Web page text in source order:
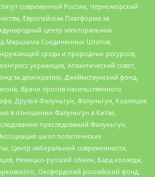
современной России, Черноморский
Европейская Платформа за
центр электоральных
Маршалла Соединенных Штатов,
среды и природных ресурсов,
украинцев, Атлантический совет,
за демократию, Джеймстаунский фонд,
Врачи против насильственного
Друзья Фалуньгун, Фалуньгун, Коалиция
в отношении Фалуньгун в Китае,
преследований Фалуньгун,
школ политических
Центр либеральной современности,
Немецко-русский обмен, Бард колледж,
Оксфордский российский фонд,